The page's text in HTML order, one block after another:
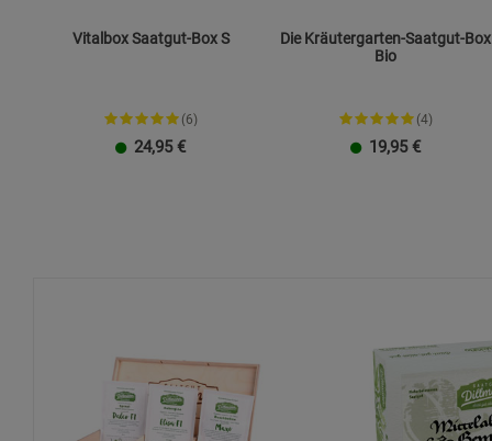
Vitalbox Saatgut-Box S
(6)
24,95 €
Die Kräutergarten-Saatgut-Box
Bio
(4)
19,95 €